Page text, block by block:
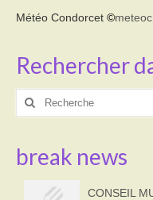
Météo Condorcet ©
Rechercher
Rechercher
break news
CONSEIL